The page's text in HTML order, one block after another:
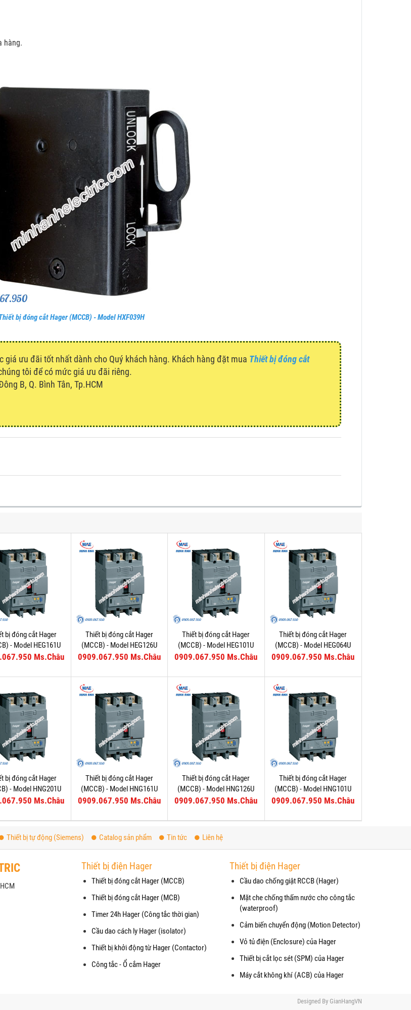
hàng.
bị đóng cắt Hager (MCCB) - Model HXF039H
giá ưu đãi tốt nhất dành cho Quý khách hàng. Khách hàng đặt mua Thiết bị đóng cắt
tôi để có mức giá ưu đãi riêng.
B, Q. Bình Tân, Tp.HCM
bị đóng cắt Hager
- Model HEG161U
Ms.Châu
Thiết bị đóng cắt Hager
(MCCB) - Model HEG126U
0909.067.950 Ms.Châu
Thiết bị đóng cắt Hager
(MCCB) - Model HEG101U
0909.067.950 Ms.Châu
Thiết bị đóng cắt Hager
(MCCB) - Model HEG064U
0909.067.950 Ms.Châu
bị đóng cắt Hager
- Model HNG201U
Ms.Châu
Thiết bị đóng cắt Hager
(MCCB) - Model HNG161U
0909.067.950 Ms.Châu
Thiết bị đóng cắt Hager
(MCCB) - Model HNG126U
0909.067.950 Ms.Châu
Thiết bị đóng cắt Hager
(MCCB) - Model HNG101U
0909.067.950 Ms.Châu
Thiết bị tự động (Siemens) Catalog sản phẩm Tin tức Liên hệ
Thiết bị điện Hager
Thiết bị đóng cắt Hager (MCCB)
Thiết bị đóng cắt Hager (MCB)
Timer 24h Hager (Công tắc thời gian)
Cầu dao cách ly Hager (isolator)
Thiết bị khởi động từ Hager (Contactor)
Công tắc - Ổ cắm Hager
Thiết bị điện Hager
Cầu dao chống giật RCCB (Hager)
Mặt che chống thấm nước cho công tắc
(waterproof)
Cảm biến chuyển động (Motion Detector)
Vỏ tủ điện (Enclosure) của Hager
Thiết bị cắt lọc sét (SPM) của Hager
Máy cắt không khí (ACB) của Hager
Designed By GianHangVN